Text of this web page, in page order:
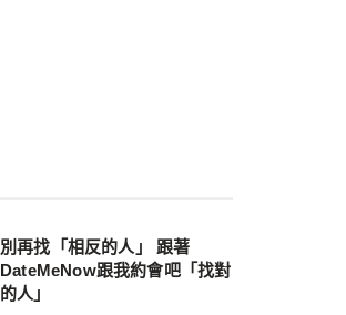
別再找「相反的人」 跟著
DateMeNow跟我約會吧「找對
的人」